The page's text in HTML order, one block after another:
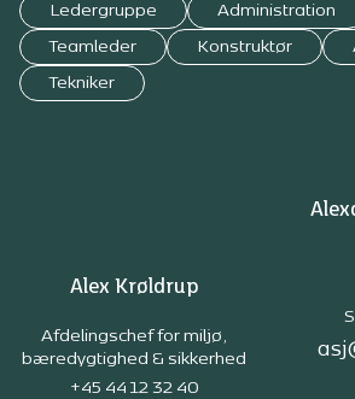
Ledergruppe Administration
Teamleder Konstruktør
Tekniker
Alex Krøldrup
Afdelingschef for miljø,
bæredygtighed & sikkerhed
+45 44 12 32 40